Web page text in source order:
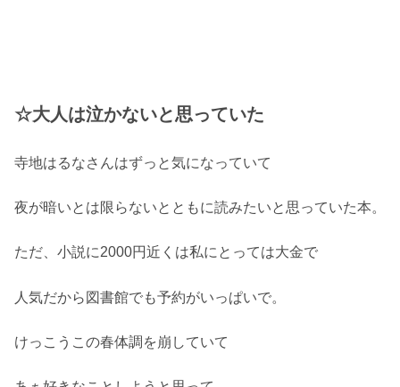
☆大人は泣かないと思っていた
寺地はるなさんはずっと気になっていて
夜が暗いとは限らないとともに読みたいと思っていた本。
ただ、小説に2000円近くは私にとっては大金で
人気だから図書館でも予約がいっぱいで。
けっこうこの春体調を崩していて